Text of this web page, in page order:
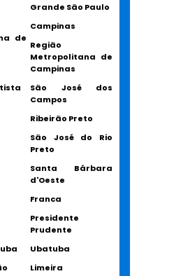
Grande São Paulo
de
Campinas
Região
Metropolitana de
Campinas
São José dos
Campos
Ribeirão Preto
São José do Rio
Preto
Santa Bárbara
d'Oeste
Franca
Presidente
Prudente
Ubatuba
Limeira